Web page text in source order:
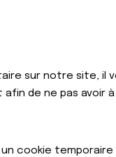
sur notre site, il
de ne pas avoir
un cookie